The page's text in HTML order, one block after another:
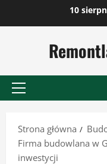
10
Menu
Strona główna
Firma budowlana w
inwestycji